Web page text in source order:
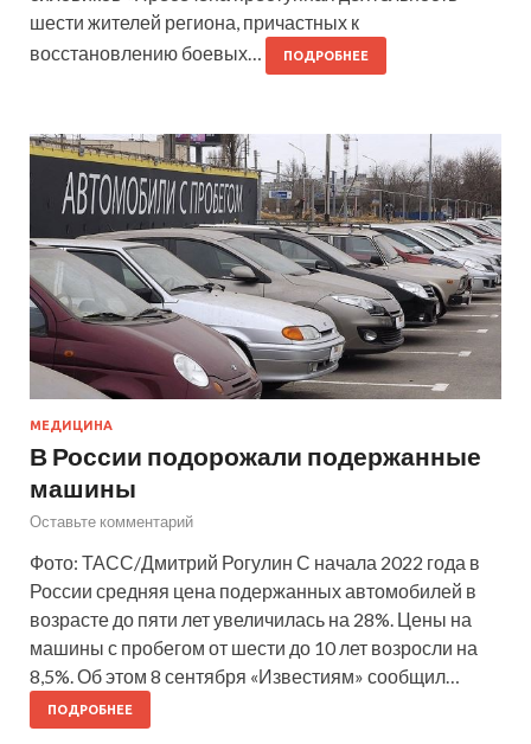
шести жителей региона, причастных к
восстановлению боевых…
ПОДРОБНЕЕ
МЕДИЦИНА
В России подорожали подержанные
машины
Оставьте комментарий
Фото: ТАСС/Дмитрий Рогулин С начала 2022 года в
России средняя цена подержанных автомобилей в
возрасте до пяти лет увеличилась на 28%. Цены на
машины с пробегом от шести до 10 лет возросли на
8,5%. Об этом 8 сентября «Известиям» сообщил…
ПОДРОБНЕЕ